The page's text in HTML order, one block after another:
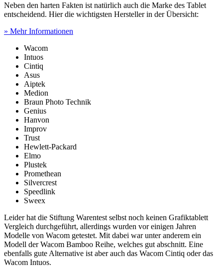
Neben den harten Fakten ist natürlich auch die Marke des Tablet
entscheidend. Hier die wichtigsten Hersteller in der Übersicht:
» Mehr Informationen
Wacom
Intuos
Cintiq
Asus
Aiptek
Medion
Braun Photo Technik
Genius
Hanvon
Improv
Trust
Hewlett-Packard
Elmo
Plustek
Promethean
Silvercrest
Speedlink
Sweex
Leider hat die Stiftung Warentest selbst noch keinen Grafiktablett
Vergleich durchgeführt, allerdings wurden vor einigen Jahren
Modelle von Wacom getestet. Mit dabei war unter anderem ein
Modell der Wacom Bamboo Reihe, welches gut abschnitt. Eine
ebenfalls gute Alternative ist aber auch das Wacom Cintiq oder das
Wacom Intuos.